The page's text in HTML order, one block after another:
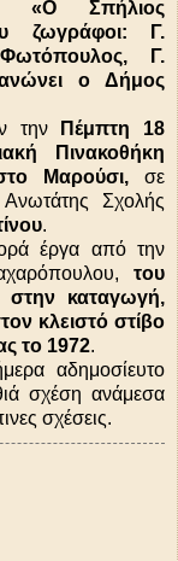
«Ο Σπήλιος
ζωγράφοι: Γ.
Γ.
ο Δήμος
την
Πέμπτη 18
Πινακοθήκη
Μαρούσι, σε
Σχολής
.
έργα από την
του
στην καταγωγή,
κλειστό στίβο
το 1972.
αδημοσίευτο
σχέση ανάμεσα
σχέσεις.